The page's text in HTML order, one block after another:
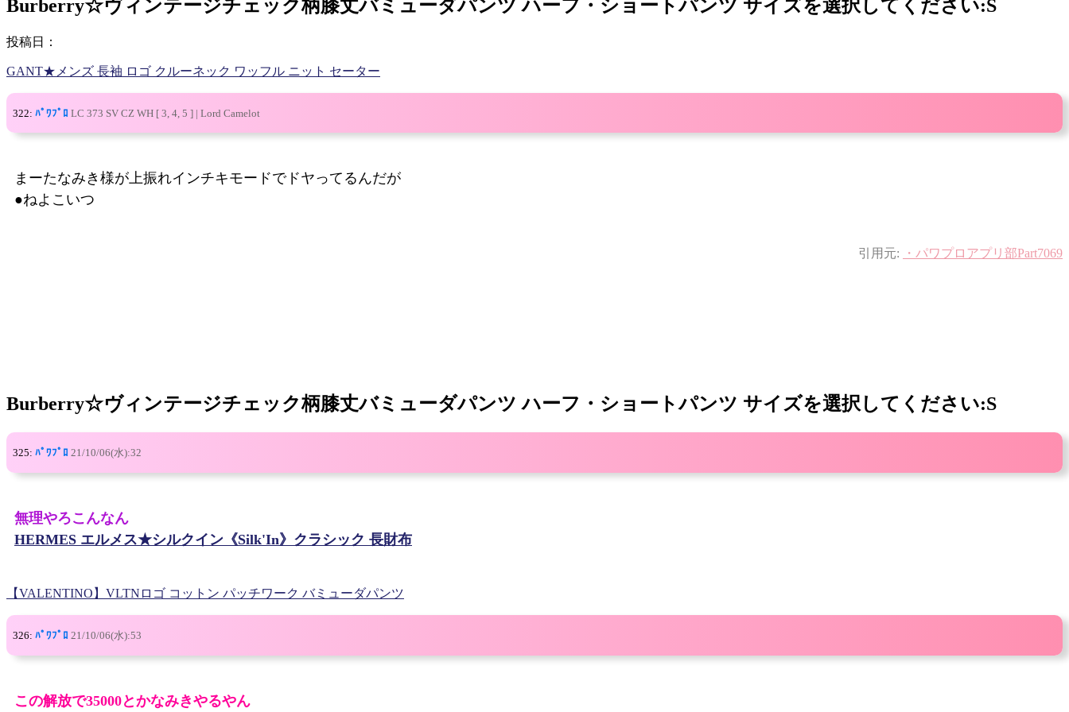
Burberry☆ヴィンテージチェック柄膝丈バミューダパンツ ハーフ・ショートパンツ サイズを選択してください:S
投稿日：
GANT★メンズ 長袖 ロゴ クルーネック ワッフル ニット セーター
322: ﾊﾟﾜﾌﾟﾛ LC 373 SV CZ WH [ 3, 4, 5 ] | Lord Camelot
まーたなみき様が上振れインチキモードでドヤってるんだが
●ねよこいつ
引用元: ・パワプロアプリ部Part7069
Burberry☆ヴィンテージチェック柄膝丈バミューダパンツ ハーフ・ショートパンツ サイズを選択してください:S
325: ﾊﾟﾜﾌﾟﾛ 21/10/06(水):32
無理やろこんなん
HERMES エルメス★シルクイン《Silk'In》クラシック 長財布
【VALENTINO】VLTNロゴ コットン パッチワーク バミューダパンツ
326: ﾊﾟﾜﾌﾟﾛ 21/10/06(水):53
この解放で35000とかなみきやるやん